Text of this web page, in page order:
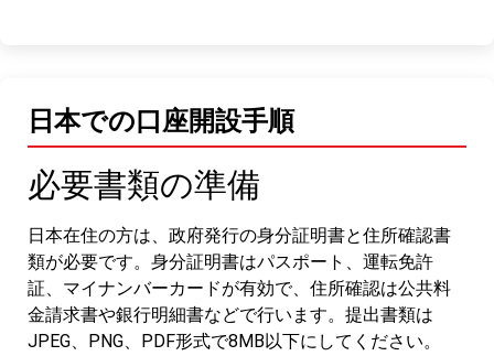
日本での口座開設手順
必要書類の準備
日本在住の方は、政府発行の身分証明書と住所確認書
類が必要です。身分証明書はパスポート、運転免許
証、マイナンバーカードが有効で、住所確認は公共料
金請求書や銀行明細書などで行います。提出書類は
JPEG、PNG、PDF形式で8MB以下にしてください。